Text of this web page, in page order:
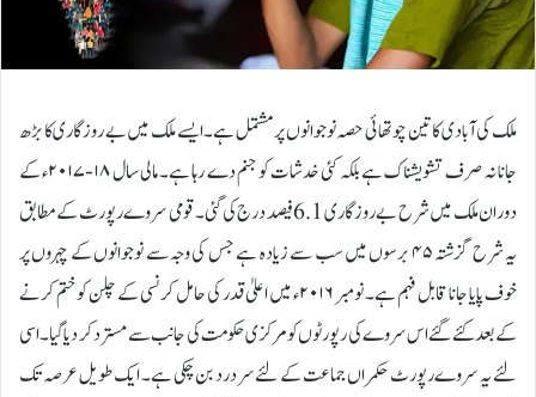
ملک کی آبادی کا تین چوتھائی حصہ نوجوانوں پر مشتمل ہے۔ ایسے ملک میں بے روزگاری کا بڑھ
جانا نہ صرف تشویشناک ہے بلکہ کئی خدشات کو جنم دے رہا ہے۔ مالی سال ۱۸-۲۰۱۷ء کے
دوران ملک میں شرح بے روزگاری 6.1 فیصد درج کی گئی۔ قومی سروے رپورٹ کے مطابق
یہ شرح گزشتہ ۴۵ برسوں میں سب سے زیادہ ہے جس کی وجہ سے نوجوانوں کے چہروں پر
خوف پایا جانا قابل فہم ہے۔ نومبر ۲۰۱۶ء میں اعلیٰ قدر کی حامل کرنسی کے چلن کو ختم کرنے
کے بعد کئے گئے اس سروے کی رپورٹوں کو مرکزی حکومت کی جانب سے مسترد کر دیا گیا۔ اسی
لئے یہ سروے رپورٹ حکمراں جماعت کے لئے سر درد بن چکی ہے۔ ایک طویل عرصہ تک